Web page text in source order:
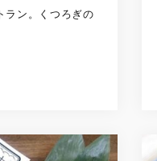
ラン。くつろぎの